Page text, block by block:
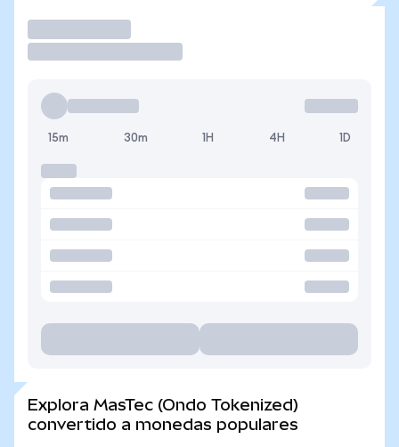
15m 30m 1H 4H 1D
Explora MasTec (Ondo Tokenized)
convertido a monedas populares